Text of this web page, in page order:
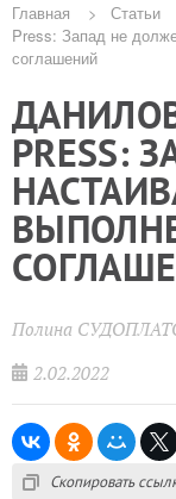
Строка
Главная Статьи
Press: Запад не
соглашений
ДАНИЛОВ
PRESS:
Полина
2.02.2022
Скопировать